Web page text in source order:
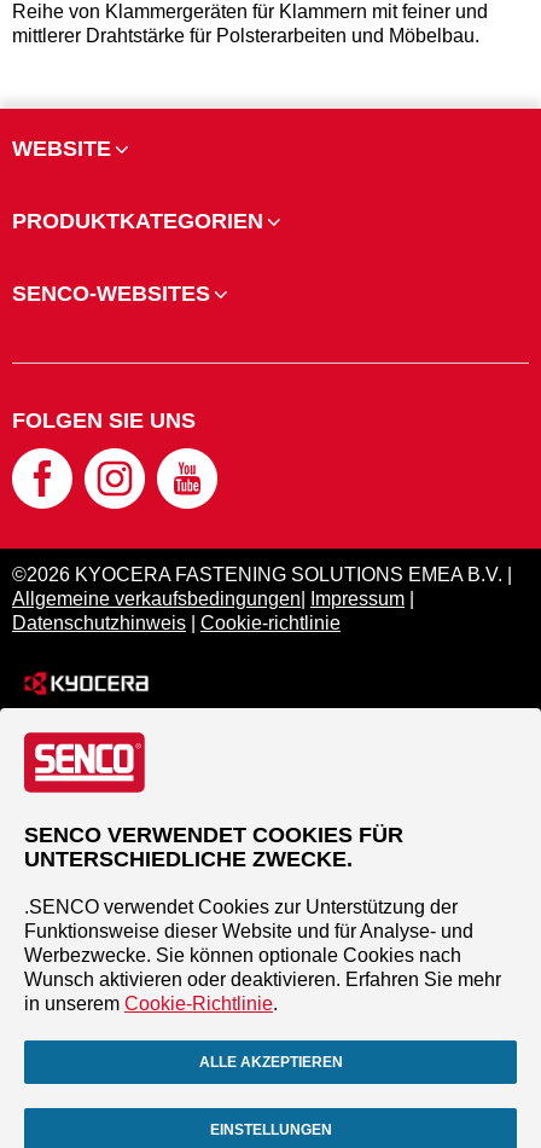
Reihe von Klammergeräten für Klammern mit feiner und
mittlerer Drahtstärke für Polsterarbeiten und Möbelbau.
WEBSITE
PRODUKTKATEGORIEN
SENCO-WEBSITES
FOLGEN SIE UNS
©2026 KYOCERA FASTENING SOLUTIONS EMEA B.V. |
Allgemeine verkaufsbedingungen
Impressum
Datenschutzhinweis
Cookie-richtlinie
SENCO VERWENDET COOKIES FÜR
UNTERSCHIEDLICHE ZWECKE.
.SENCO verwendet Cookies zur Unterstützung der
Funktionsweise dieser Website und für Analyse- und
Werbezwecke. Sie können optionale Cookies nach
Wunsch aktivieren oder deaktivieren. Erfahren Sie mehr
in unserem Cookie-Richtlinie.
ALLE AKZEPTIEREN
EINSTELLUNGEN